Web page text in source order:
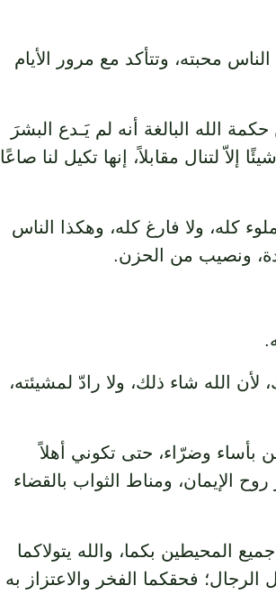
محبته، وتتأكد مع مرور الأيام
الله البالغة أنه لم يَـدع البشرَ
إلاّ لتنال مقابلاً، إنها تكيل لنا صاعًا
كله، ولا فارغ كله، وهكذا الناس
ونصيب من الحزن.
الله شاء ذلك، ولا رادّ لمشيئته،
بأساء وضرّاء، حتى تكوني أهلاً
الإيمان، ومناط الثواب بالقضاء
المحيطين بكما، والله يتولاكما
فحقكما الفخر والاعتزاز به